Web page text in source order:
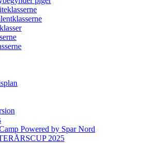
Powered by Spar Nord
2025